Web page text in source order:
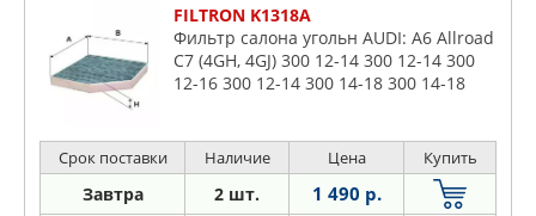
FILTRON K1318A
Фильтр салона угольн AUDI: A6 Allroad
C7 (4GH, 4GJ) 300 12-14 300 12-14 300
12-16 300 12-14 300 14-18 300 14-18
Срок поставки Наличие Цена Купить
Завтра 2 шт. 1 490 р.